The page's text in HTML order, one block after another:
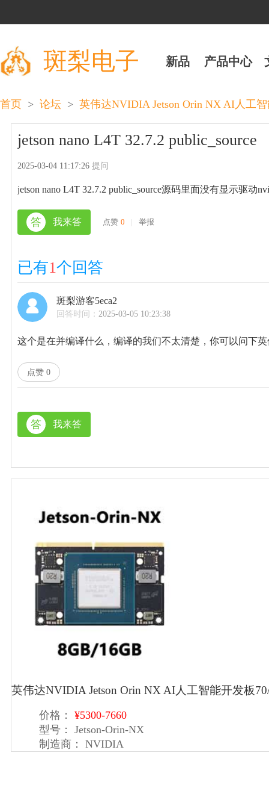
斑梨电子 新品 产品中心
首页 > 论坛 > 英伟达NVIDIA Jetson Orin NX AI人工
jetson nano L4T 32.7.2 public_source
2025-03-04 11:17:26提问
jetson nano L4T 32.7.2 public_source源码里面没有显示驱动
答 我来答 点赞 0 | 举报
已有1个回答
斑梨游客5eca2
回答时间：2025-03-05 10:23:38
这个是在并编译什么，编译的我们不太清楚，你可以问下
点赞 0
答 我来答
英伟达NVIDIA Jetson Orin NX AI人工智能开发板
价格：
¥5300-7660
型号：
Jetson-Orin-NX
制造商：
NVIDIA